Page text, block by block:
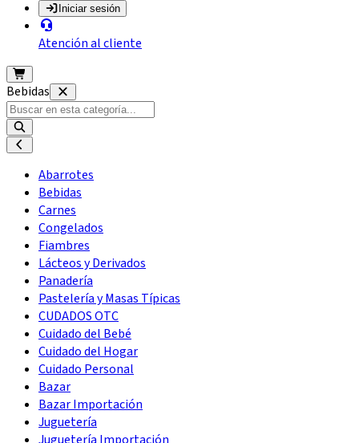
Iniciar sesión
Atención al cliente
Bebidas
Abarrotes
Bebidas
Carnes
Congelados
Fiambres
Lácteos y Derivados
Panadería
Pastelería y Masas Típicas
CUDADOS OTC
Cuidado del Bebé
Cuidado del Hogar
Cuidado Personal
Bazar
Bazar Importación
Juguetería